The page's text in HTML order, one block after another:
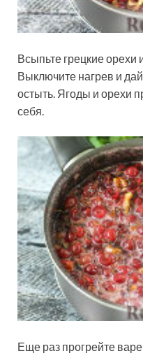
Всыпьте грецкие орехи
Выключите нагрев и
остыть. Ягоды и орехи
себя.
Еще раз прогрейте